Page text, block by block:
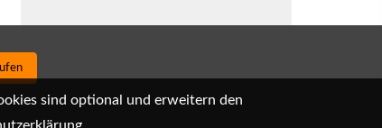
sind optional und erweitern den